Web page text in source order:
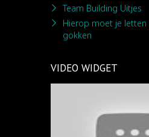
Team Building Uitjes
Hierop moet je letten
gokken
VIDEO WIDGET